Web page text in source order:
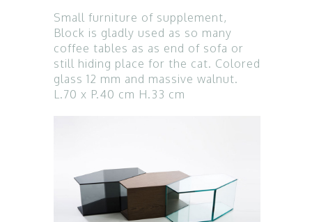
Small furniture of supplement,
Block is gladly used as so many
coffee tables as as end of sofa or
still hiding place for the cat. Colored
glass 12 mm and massive walnut.
L.70 x P.40 cm H.33 cm